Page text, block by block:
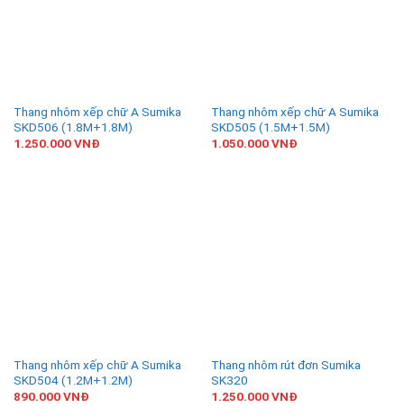
Thang nhôm xếp chữ A Sumika
SKD506 (1.8M+1.8M)
1.250.000VNĐ
Thang nhôm xếp chữ A Sumika
SKD505 (1.5M+1.5M)
1.050.000VNĐ
Thang nhôm xếp chữ A Sumika
SKD504 (1.2M+1.2M)
890.000VNĐ
Thang nhôm rút đơn Sumika
SK320
1.250.000VNĐ